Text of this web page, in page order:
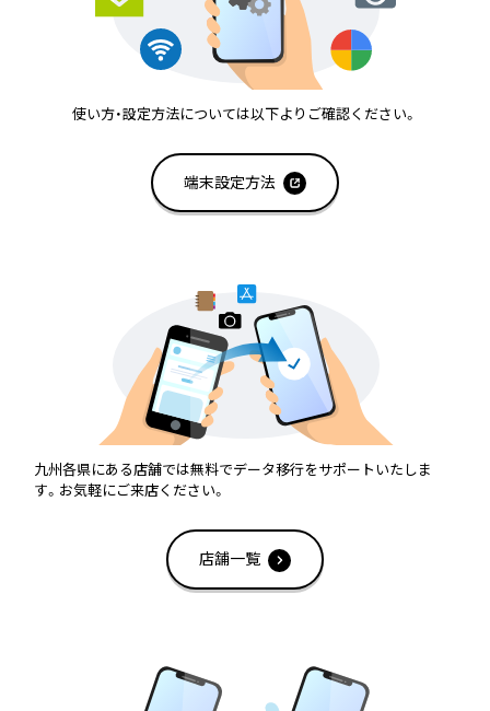
使い方・設定方法については以下よりご確認ください。
端末設定方法
九州各県にある店舗では無料でデータ移行をサポートいたしま
す。お気軽にご来店ください。
店舗一覧